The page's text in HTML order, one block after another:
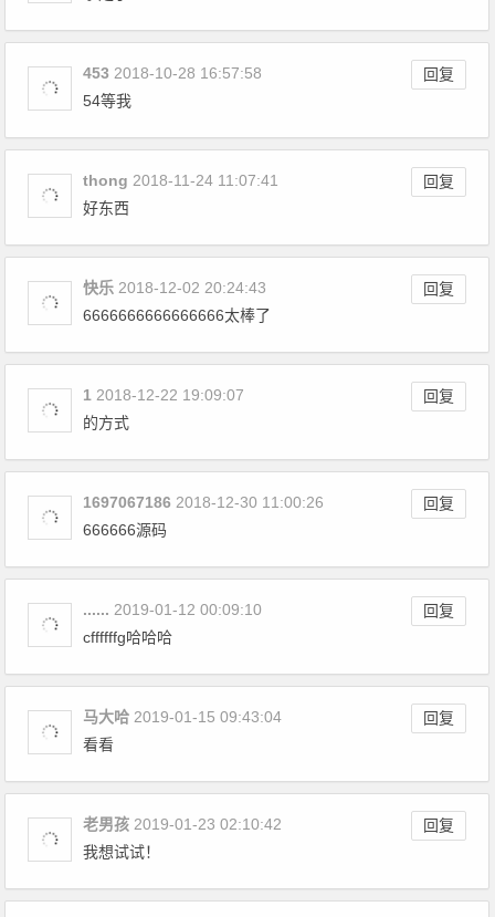
453 回复
2018-10-28 16:57:58
54等我
thong 回复
2018-11-24 11:07:41
好东西
快乐 回复
2018-12-02 20:24:43
6666666666666666太棒了
1 回复
2018-12-22 19:09:07
的方式
1697067186 回复
2018-12-30 11:00:26
666666源码
...... 回复
2019-01-12 00:09:10
cffffffg哈哈哈
马大哈 回复
2019-01-15 09:43:04
看看
老男孩 回复
2019-01-23 02:10:42
我想试试！